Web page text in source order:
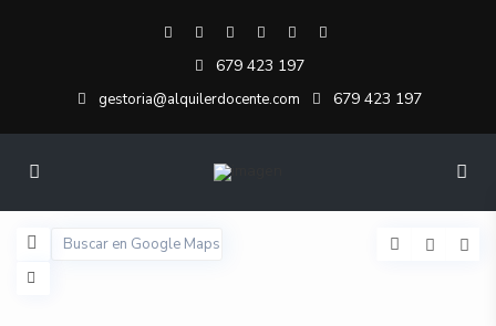
679 423 197
gestoria@alquilerdocente.com 679 423 197